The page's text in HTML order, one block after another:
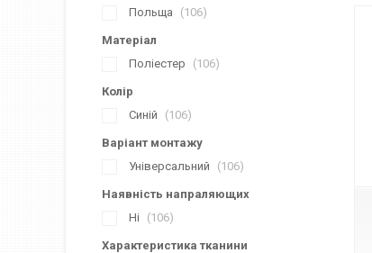
Польща
106
Матеріал
Поліестер
106
Колір
Синій
106
Варіант монтажу
Універсальний
106
Наявність напраляющих
Ні
106
Характеристика тканини